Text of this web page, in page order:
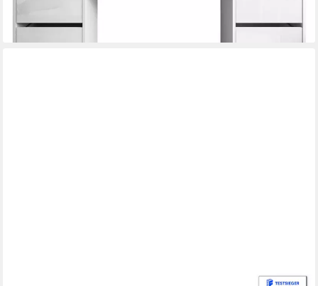
lieferbar - in 9-11 Werktagen bei dir